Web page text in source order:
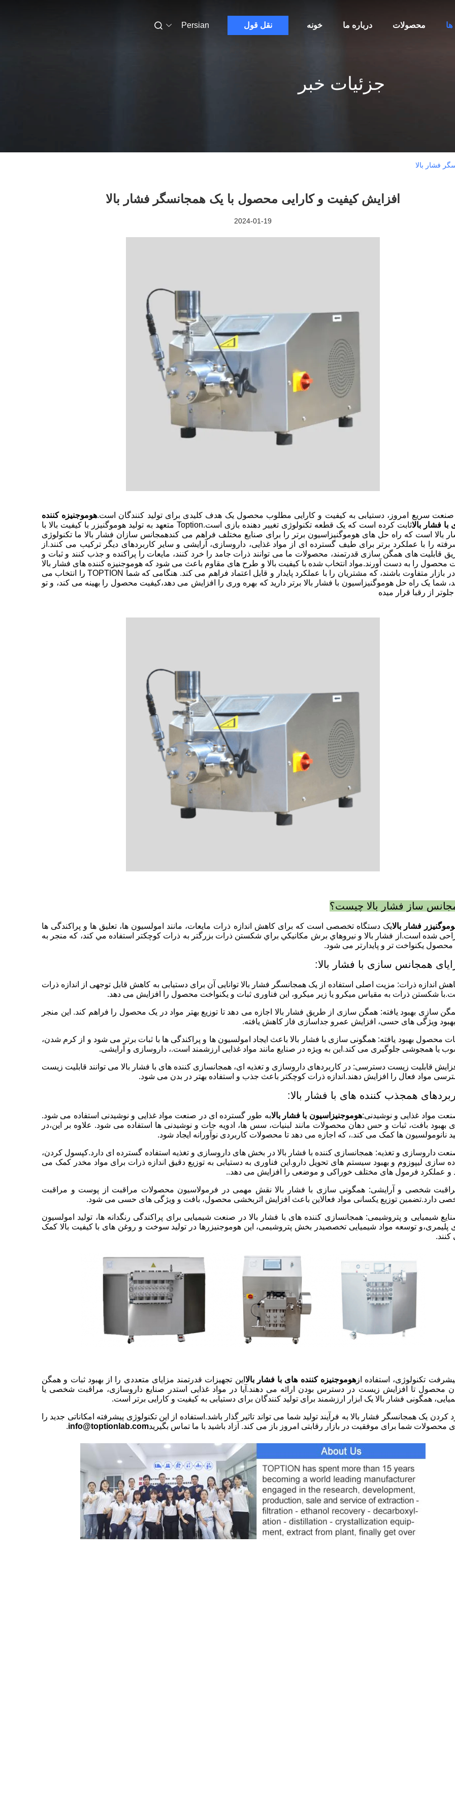
خونه درباره ما محصولات نقل قول Persian
جزئیات خبر
فشار بالا
افزایش کیفیت و کارایی محصول با یک همجانسگر فشار بالا
2024-01-19
صنعت سریع امروز، دستیابی به کیفیت و کارایی مطلوب محصول یک هدف کلیدی برای تولید کنندگان است.هوموجنیزه کننده
با فشار بالا
ثابت کرده است که یک قطعه تکنولوژی تغییر دهنده بازی است.Toption متعهد به تولید هوموگنیزر با کیفیت بالا با
بالا است که راه حل های هوموگنیزاسیون برتر را برای صنایع مختلف فراهم می کندهمجانس سازان فشار بالا ما تکنولوژی
را با عملکرد برتر برای طیف گسترده ای از مواد غذایی، داروسازی، آرایشی و سایر کاربردهای دیگر ترکیب می کنند.از
قابلیت های همگن سازی قدرتمند، محصولات ما می توانند ذرات جامد را خرد کنند، مایعات را پراکنده و جذب کنند و ثبات و
محصول را به دست آورند.مواد انتخاب شده با کیفیت بالا و طرح های مقاوم باعث می شود که هوموجنیزه کننده های فشار بالا
ما در بازار متفاوت باشند، که مشتریان را با عملکرد پایدار و قابل اعتماد فراهم می کند. هنگامی که شما TOPTION را انتخاب می
شما یک راه حل هوموگنیزاسیون با فشار بالا برتر دارید که بهره وری را افزایش می دهد،کیفیت محصول را بهینه می کند، و تو
از رقبا قرار ميده
ساز فشار بالا چيست؟
فشار بالایک دستگاه تخصصی است که برای کاهش اندازه ذرات مایعات، مانند امولسیون ها، تعلیق ها و پراکندگی ها
شده است.از فشار بالا و نيروهاي برش مکانیکي براي شکستن ذرات بزرگتر به ذرات کوچکتر استفاده مي کند، که منجر به
یکنواخت تر و پایدارتر می شود.
همجانس سازی با فشار بالا:
اندازه ذرات: مزیت اصلی استفاده از یک همجانسگر فشار بالا توانایی آن برای دستیابی به کاهش قابل توجهی از اندازه ذرات
شکستن ذرات به مقیاس میکرو یا زیر میکرو، این فناوری ثبات و یکنواخت محصول را افزایش می دهد.
سازی بهبود یافته: همگن سازی از طریق فشار بالا اجازه می دهد تا توزیع بهتر مواد در یک محصول را فراهم کند. این منجر
ویژگی های حسی، افزایش عمرو جداسازی فاز کاهش یافته.
محصول بهبود یافته: همگونی سازی با فشار بالا باعث ایجاد امولسیون ها و پراکندگی ها با ثبات برتر می شود و از کرم شدن،
یا همجوشی جلوگیری می کند.این به ویژه در صنایع مانند مواد غذایی ارزشمند است.، داروسازی و آرایشی.
قابلیت زیست دسترسی: در کاربردهای داروسازی و تغذیه ای، همجانسازی کننده های با فشار بالا می توانند قابلیت زیست
مواد فعال را افزایش دهند.اندازه ذرات کوچکتر باعث جذب و استفاده بهتر در بدن می شود.
همجذب کننده های با فشار بالا:
هوموجنیزاسیون با فشار بالابه طور گسترده ای در صنعت مواد غذایی و نوشیدنی استفاده می شود.
بهبود بافت، ثبات و حس دهان محصولات مانند لبنیات، سس ها، ادویه جات و نوشیدنی ها استفاده می شود. علاوه بر این،در
نانومولسیون ها کمک می کند.، که اجازه می دهد تا محصولات کاربردی نوآورانه ایجاد شود.
داروسازی و تغذیه: همجانسازی کننده با فشار بالا در بخش های داروسازی و تغذیه استفاده گسترده ای دارد.کپسول کردن،
سازی لیپوزوم و بهبود سیستم های تحویل دارو.این فناوری به دستیابی به توزیع دقیق اندازه ذرات برای مواد مخدر کمک می
و عملکرد فرمول های مختلف خوراکی و موضعی را افزایش می دهد..
شخصی و آرایشی: همگونی سازی با فشار بالا نقش مهمی در فرمولاسیون محصولات مراقبت از پوست و مراقبت
دارد.تضمین توزیع یکسانی مواد فعالاین باعث افزایش اثربخشی محصول، بافت و ویژگی های حسی می شود.
شیمیایی و پتروشیمی: همجانسازی کننده های با فشار بالا در صنعت شیمیایی برای پراکندگی رنگدانه ها، تولید امولسیون
پلیمری،و توسعه مواد شیمیایی تخصصیدر بخش پتروشیمی، این هوموجنیزرها در تولید سوخت و روغن های با کیفیت بالا کمک
تکنولوژی، استفاده ازهوموجنیزه کننده های با فشار بالا این تجهیزات قدرتمند مزایای متعددی را از بهبود ثبات و همگن
محصول تا افزایش زیست در دسترس بودن ارائه می دهند.آیا در مواد غذایی استدر صنایع داروسازی، مراقبت شخصی یا
همگونی فشار بالا یک ابزار ارزشمند برای تولید کنندگان برای دستیابی به کیفیت و کارایی برتر است.
کردن یک همجانسگر فشار بالا به فرآیند تولید شما می تواند تاثیر گذار باشد.استفاده از این تکنولوژی پیشرفته امکاناتی جدید را
محصولات شما برای موفقیت در بازار رقابتی امروز باز می کند. آزاد باشيد با ما تماس بگيريدinfo@toptionlab.com
.